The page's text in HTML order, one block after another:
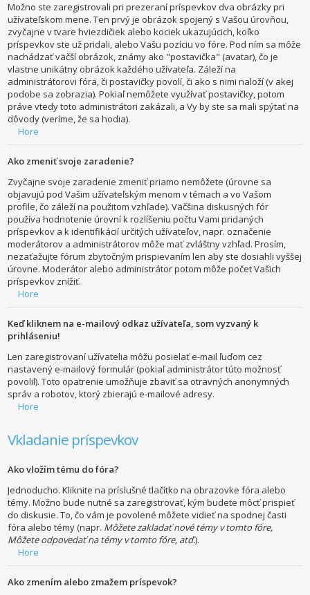
Možno ste zaregistrovali pri prezeraní príspevkov dva obrázky pri
užívateľskom mene. Ten prvý je obrázok spojený s Vašou úrovňou,
zvyčajne v tvare hviezdičiek alebo kociek ukazujúcich, koľko
príspevkov ste už pridali, alebo Vašu pozíciu vo fóre. Pod ním sa môže
nachádzať väčší obrázok, známy ako "postavička" (avatar), čo je
vlastne unikátny obrázok každého užívateľa. Záleží na
administrátorovi fóra, či postavičky povolí, či ako s nimi naloží (v akej
podobe sa zobrazia). Pokiaľ nemôžete využívať postavičky, potom
práve vtedy toto administrátori zakázali, a Vy by ste sa mali spýtať na
dôvody (veríme, že sa hodia).
Hore
Ako zmeniť svoje zaradenie?
Zvyčajne svoje zaradenie zmeniť priamo nemôžete (úrovne sa
objavujú pod Vašim užívateľským menom v témach a vo Vašom
profile, čo záleží na použitom vzhľade). Väčšina diskusných fór
používa hodnotenie úrovní k rozlíšeniu počtu Vami pridaných
príspevkov a k identifikácií určitých užívateľov, napr. označenie
moderátorov a administrátorov môže mať zvláštny vzhľad. Prosím,
nezaťažujte fórum zbytočným prispievaním len aby ste dosiahli vyššej
úrovne. Moderátor alebo administrátor potom môže počet Vašich
príspevkov znížiť.
Hore
Keď kliknem na e-mailový odkaz užívateľa, som vyzvaný k
prihláseniu!
Len zaregistrovaní užívatelia môžu posielať e-mail ľuďom cez
nastavený e-mailový formulár (pokiaľ administrátor túto možnosť
povolil). Toto opatrenie umožňuje zbaviť sa otravných anonymných
správ a robotov, ktorý zbierajú e-mailové adresy.
Hore
Vkladanie príspevkov
Ako vložím tému do fóra?
Jednoducho. Kliknite na príslušné tlačítko na obrazovke fóra alebo
témy. Možno bude nutné sa zaregistrovať, kým budete môcť prispieť
do diskusie. To, čo vám je povolené môžete vidieť na spodnej časti
fóra alebo témy (napr. Môžete zakladať nové témy v tomto fóre,
Môžete odpovedať na témy v tomto fóre, atď.).
Hore
Ako zmením alebo zmažem príspevok?